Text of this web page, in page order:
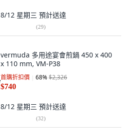
8/12 星期三 預計送達
(29)
vermuda 多用途宴會煎鍋 450 x 400
x 110 mm, VM-P38
首購折扣價 68%$2,326
$740
8/12 星期三 預計送達
(32)